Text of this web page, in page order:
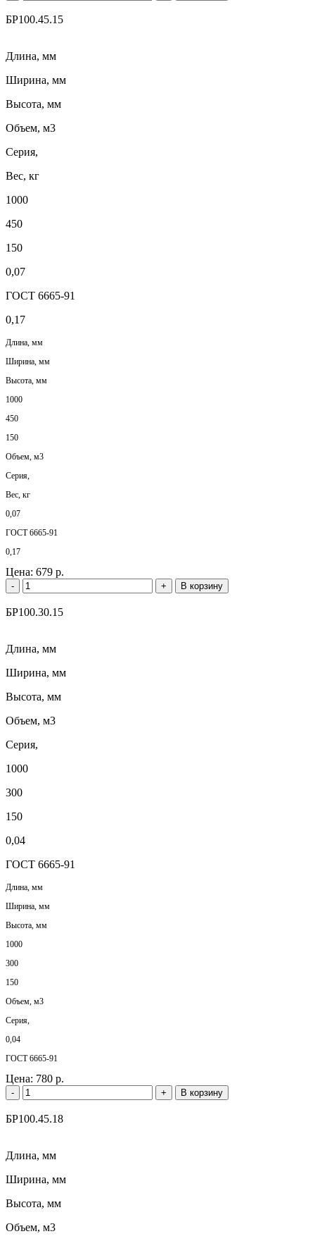
БР100.45.15
Длина, мм
Ширина, мм
Высота, мм
Объем, м3
Серия,
Вес, кг
1000
450
150
0,07
ГОСТ 6665-91
0,17
Длина, мм
Ширина, мм
Высота, мм
1000
450
150
Объем, м3
Серия,
Вес, кг
0,07
ГОСТ 6665-91
0,17
Цена: 679 р.
- + В корзину
БР100.30.15
Длина, мм
Ширина, мм
Высота, мм
Объем, м3
Серия,
1000
300
150
0,04
ГОСТ 6665-91
Длина, мм
Ширина, мм
Высота, мм
1000
300
150
Объем, м3
Серия,
0,04
ГОСТ 6665-91
Цена: 780 р.
- + В корзину
БР100.45.18
Длина, мм
Ширина, мм
Высота, мм
Объем, м3